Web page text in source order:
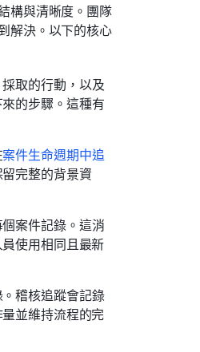
構與清晰度。團隊
解決。以下的核心
取的行動，以及
的步驟。這種有
案件生命週期中追
完整的背景資
案件記錄。這消
使用相同且最新
稽核追蹤會記錄
並維持流程的完